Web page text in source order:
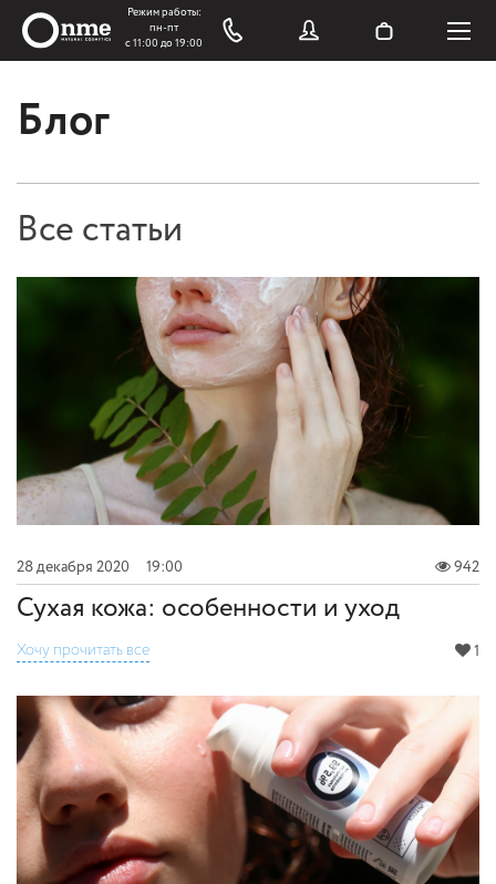
Блог
Все статьи
28 декабря 2020 19:00 942
Сухая кожа: особенности и уход
Хочу прочитать все 1